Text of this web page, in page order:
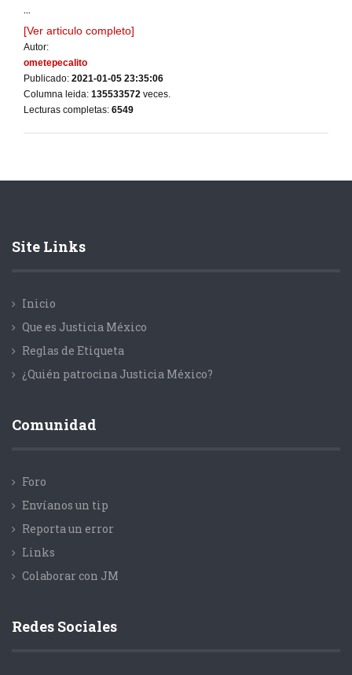
...
[Ver articulo completo]
Autor:
ometepecalito
Publicado: 2021-01-05 23:35:06
Columna leida: 135533572 veces.
Lecturas completas: 6549
Site Links
Inicio
Que es Justicia México
Reglas de Etiqueta
¿Quién patrocina Justicia México?
Comunidad
Foro
Envíanos un tip
Reporta un error
Links
Colaborar con JM
Redes Sociales